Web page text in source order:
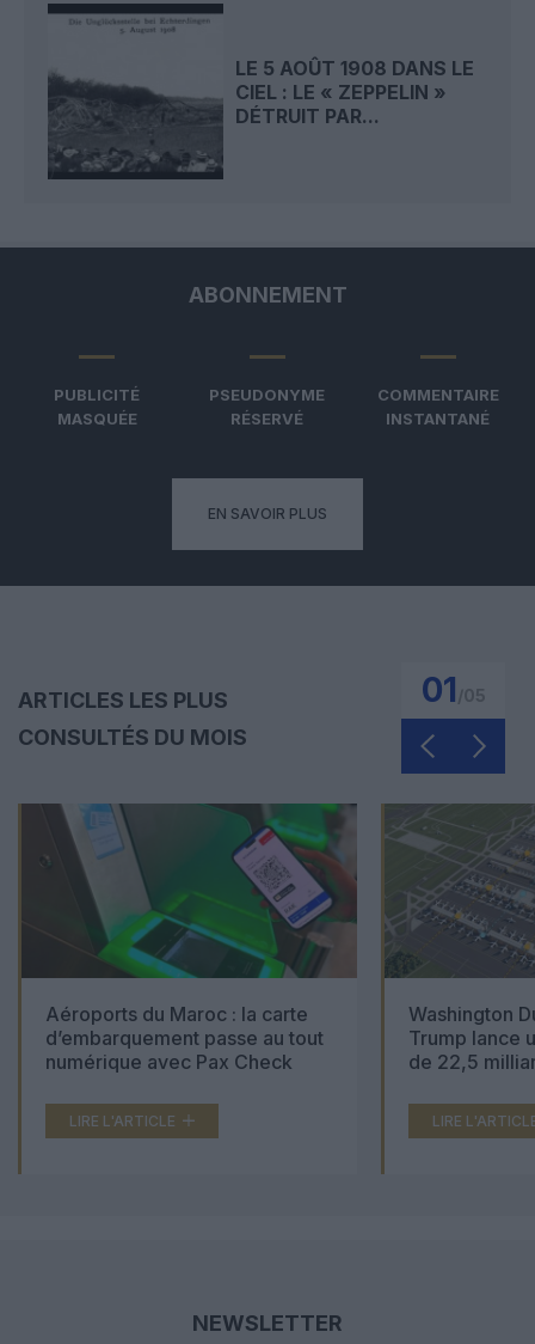
LE 5 AOÛT 1908 DANS LE
CIEL : LE « ZEPPELIN »
DÉTRUIT PAR...
ABONNEMENT
PUBLICITÉ
MASQUÉE
PSEUDONYME
RÉSERVÉ
COMMENTAIRE
INSTANTANÉ
EN SAVOIR PLUS
ARTICLES LES PLUS
CONSULTÉS DU MOIS
01
Aéroports du Maroc : la carte
d’embarquement passe au tout
numérique avec Pax Check
LIRE L'ARTICLE
Washington
Trump lance
de 22,5
LIRE
NEWSLETTER